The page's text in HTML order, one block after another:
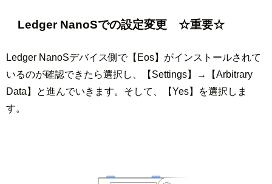
Ledger NanoSでの設定変更 ☆重要☆
Ledger NanoSデバイス側で【Eos】がインストールされて
いるのが確認できたら選択し、【Settings】→【Arbitrary
Data】と進んでいきます。そして、【Yes】を選択しま
す。